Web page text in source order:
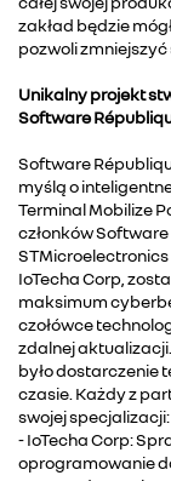
zakład będzie
pozwoli
Unikalny projekt
Software
Software
myślą o
Terminal Mobilize
członków
IoTecha Corp,
maksimum
czołówce
zdalnej
było dostarczenie
czasie. Każdy z
swojej specjalizacji:
- IoTecha Corp:
oprogramowanie